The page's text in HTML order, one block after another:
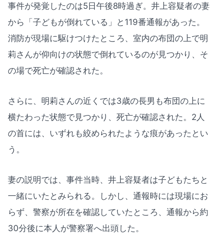
事件が発覚したのは5日午後8時過ぎ。井上容疑者の妻
から「子どもが倒れている」と119番通報があった。
消防が現場に駆けつけたところ、室内の布団の上で明
莉さんが仰向けの状態で倒れているのが見つかり、そ
の場で死亡が確認された。
さらに、明莉さんの近くでは3歳の長男も布団の上に
横たわった状態で見つかり、死亡が確認された。2人
の首には、いずれも絞められたような痕があったとい
う。
妻の説明では、事件当時、井上容疑者は子どもたちと
一緒にいたとみられる。しかし、通報時には現場にお
らず、警察が所在を確認していたところ、通報から約
30分後に本人が警察署へ出頭した。